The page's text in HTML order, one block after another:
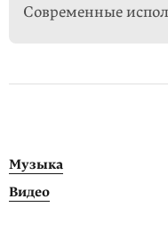
Современные
Музыка
Видео